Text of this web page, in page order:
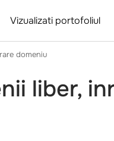
Vizualizati portofoliul
domeniu
liber,